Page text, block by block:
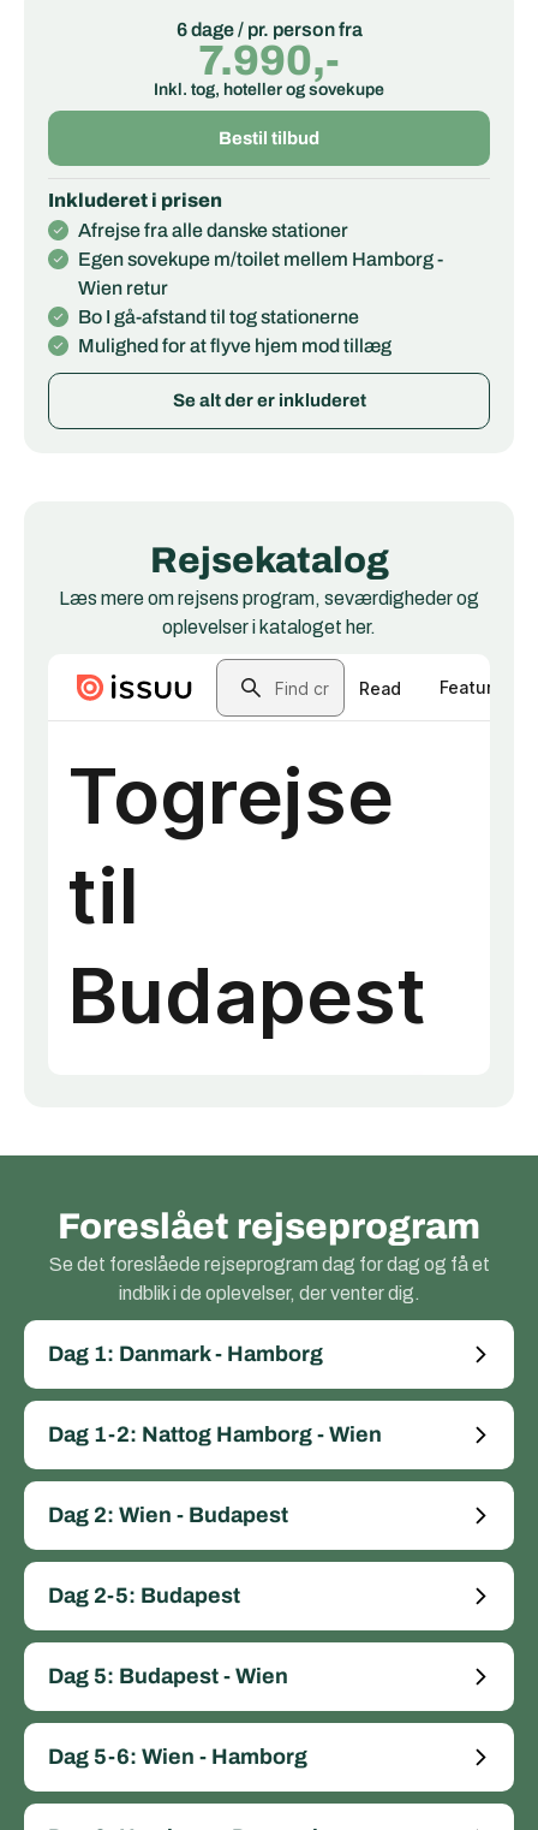
6 dage / pr. person fra
7.990,-
Inkl. tog, hoteller og sovekupe
Bestil tilbud
Inkluderet i prisen
Afrejse fra alle danske stationer
Egen sovekupe m/toilet mellem Hamborg -
Wien retur
Bo I gå-afstand til tog stationerne
Mulighed for at flyve hjem mod tillæg
Se alt der er inkluderet
Rejsekatalog
Læs mere om rejsens program, seværdigheder og
oplevelser i kataloget her.
Foreslået rejseprogram
Se det foreslåede rejseprogram dag for dag og få et
indblik i de oplevelser, der venter dig.
Dag 1: Danmark - Hamborg
Dag 1-2: Nattog Hamborg - Wien
Dag 2: Wien - Budapest
Dag 2-5: Budapest
Dag 5: Budapest - Wien
Dag 5-6: Wien - Hamborg